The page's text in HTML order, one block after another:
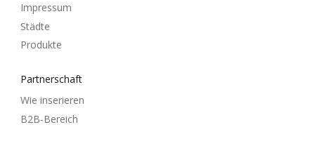
Impressum
Städte
Produkte
Partnerschaft
Wie inserieren
B2B-Bereich